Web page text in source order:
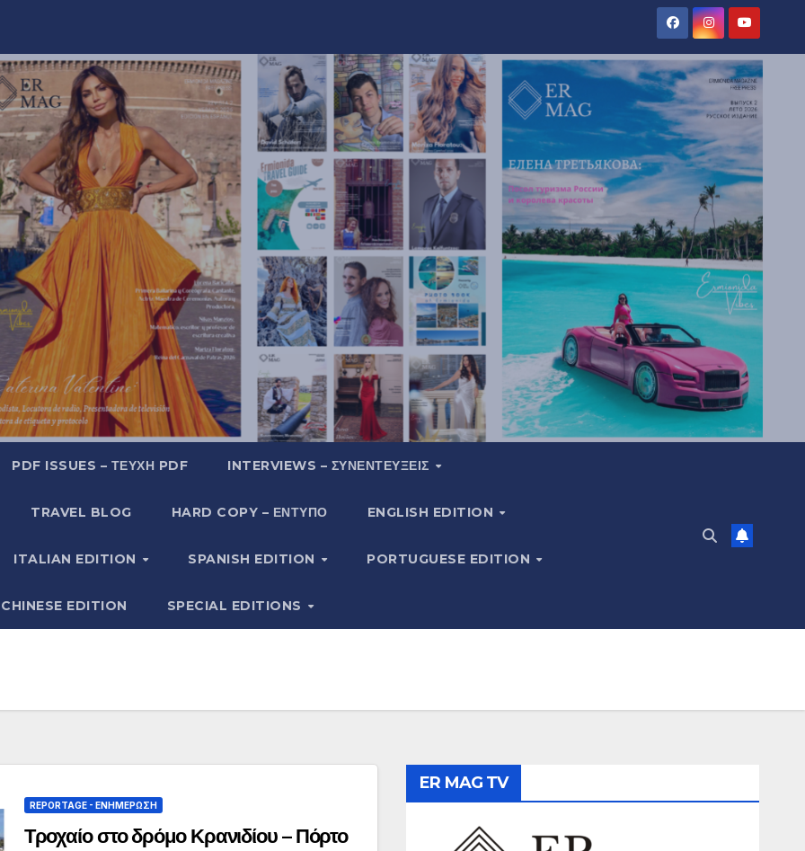
PDF ISSUES – ΤΕΎΧΗ PDF INTERVIEWS – ΣΥΝΕΝΤΕΎΞΕΙΣ
TRAVEL BLOG HARD COPY – ΈΝΤΥΠΟ ENGLISH EDITION
ITALIAN EDITION SPANISH EDITION PORTUGUESE EDITION
CHINESE EDITION SPECIAL EDITIONS
REPORTAGE - EΝΗΜΈΡΩΣΗ
Τροχαίο στο δρόμο Κρανιδίου – Πόρτο
ER MAG TV